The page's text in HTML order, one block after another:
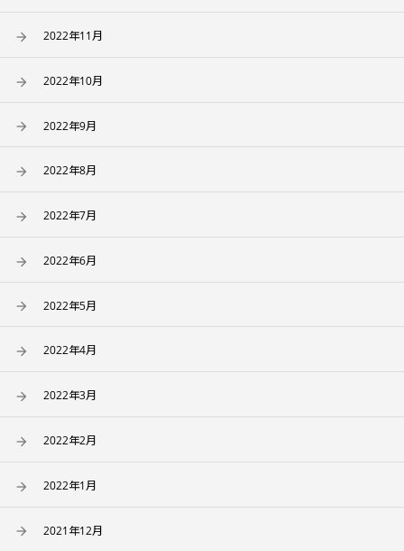
2022年11月
2022年10月
2022年9月
2022年8月
2022年7月
2022年6月
2022年5月
2022年4月
2022年3月
2022年2月
2022年1月
2021年12月